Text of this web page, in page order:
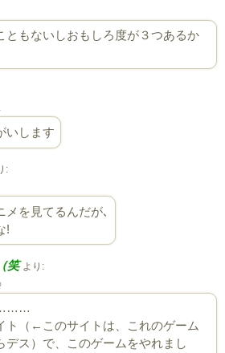
ともないしおもしろ度が３つあるか
いします
:
メを見てるんだが､
!
笑 より:
ト（←このサイトは、これのゲーム
デス）で、このゲームをやれまし